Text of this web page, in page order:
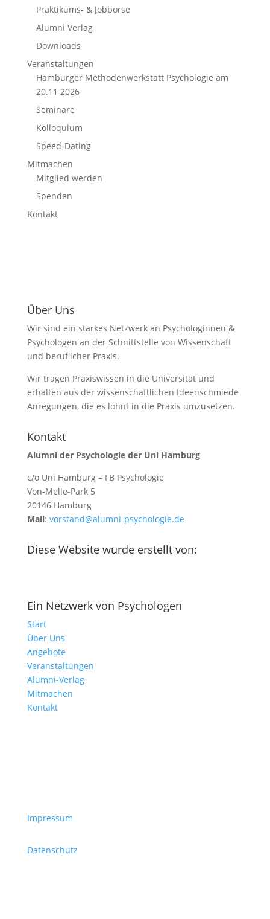
Praktikums- & Jobbörse
Alumni Verlag
Downloads
Veranstaltungen
Hamburger Methodenwerkstatt Psychologie am
20.11 2026
Seminare
Kolloquium
Speed-Dating
Mitmachen
Mitglied werden
Spenden
Kontakt
Über Uns
Wir sind ein starkes Netzwerk an Psychologinnen &
Psychologen an der Schnittstelle von Wissenschaft
und beruflicher Praxis.
Wir tragen Praxiswissen in die Universität und
erhalten aus der wissenschaftlichen Ideenschmiede
Anregungen, die es lohnt in die Praxis umzusetzen.
Kontakt
Alumni der Psychologie der Uni Hamburg
c/o Uni Hamburg – FB Psychologie
Von-Melle-Park 5
20146 Hamburg
Mail: vorstand@alumni-psychologie.de
Diese Website wurde erstellt von:
Ein Netzwerk von Psychologen
Start
Über Uns
Angebote
Veranstaltungen
Alumni-Verlag
Mitmachen
Kontakt
Impressum
Datenschutz